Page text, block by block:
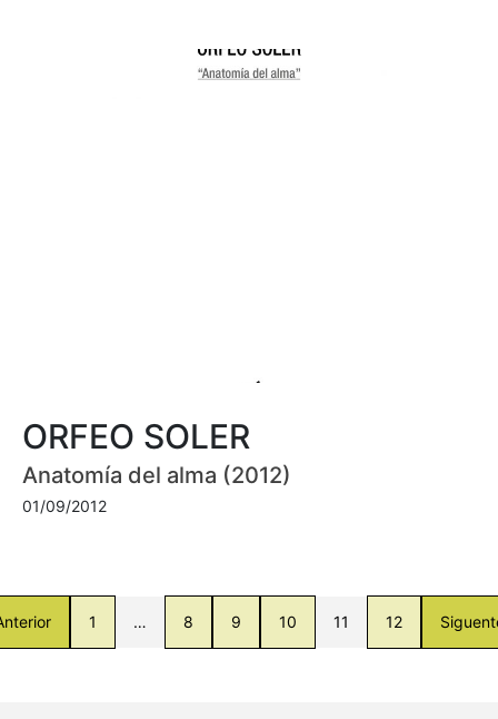
ORFEO SOLER
Anatomía del alma (2012)
01/09/2012
1 … 8 9 10 11 12